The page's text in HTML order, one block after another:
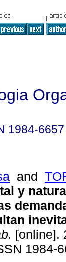
1984-6657
and
y
[online].
1984-